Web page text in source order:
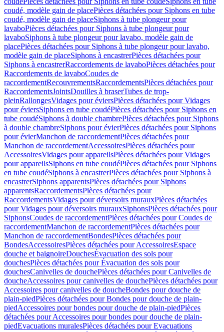
coudé, modèle gain de placePièces détachées pour Siphons en tube
coudé, modèle gain de placeSiphons à tube plongeur pour
lavaboPièces détachées pour Siphons à tube plongeur pour
lavaboSiphons à tube plongeur pour lavabo, modèle gain de
placePièces détachées pour Siphons à tube plongeur pour lavabo,
modèle gain de placeSiphons à encastrerPièces détachées pour
Siphons à encastrerRaccordements de lavaboPièces détachées pour
Raccordements de lavaboCoudes de
raccordementRecouvrementsRaccordementsPièces détachées pour
RaccordementsJointsDouilles à braserTubes de trop-
pleinRallongesVidages pour éviersPièces détachées pour Vidages
pour éviersSiphons en tube coudéPièces détachées pour Siphons en
tube coudéSiphons à double chambrePièces détachées pour Siphons
à double chambreSiphons pour évierPièces détachées pour Siphons
pour évierManchon de raccordementPièces détachées pour
Manchon de raccordementAccessoiresPièces détachées pour
AccessoiresVidages pour appareilsPièces détachées pour Vidages
pour appareilsSiphons en tube coudéPièces détachées pour Siphons
en tube coudéSiphons à encastrerPièces détachées pour Siphons à
encastrerSiphons apparentsPièces détachées pour Siphons
apparentsRaccordementsPièces détachées pour
RaccordementsVidages pour déversoirs murauxPièces détachées
pour Vidages pour déversoirs murauxSiphonsPièces détachées pour
SiphonsCoudes de raccordementPièces détachées pour Coudes de
raccordementManchon de raccordementPièces détachées pour
Manchon de raccordementBondesPièces détachées pour
BondesAccessoiresPièces détachées pour AccessoiresEspace
douche et baignoireDouchesÉvacuation des sols pour
douchesPièces détachées pour Évacuation des sols pour
douchesCanivelles de douchePièces détachées pour Canivelles de
doucheAccessoires pour canivelles de douchePièces détachées pour
Accessoires pour canivelles de doucheBondes pour douche de
plain-piedPièces détachées pour Bondes pour douche de plain-
piedAccessoires pour bondes pour douche de plain-piedPièces
détachées pour Accessoires pour bondes pour douche de plain-
piedEvacuations muralesPièces détachées pour Evacuations